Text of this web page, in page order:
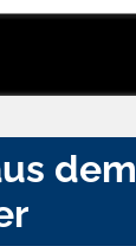
dem